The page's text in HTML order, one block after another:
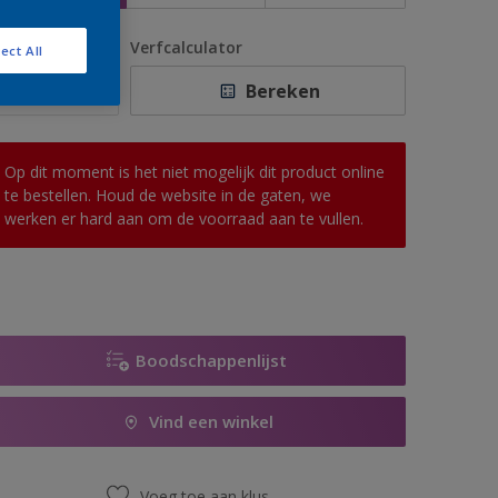
Verfcalculator
Bereken
Op dit moment is het niet mogelijk dit product online
te bestellen. Houd de website in de gaten, we
werken er hard aan om de voorraad aan te vullen.
Boodschappenlijst
Vind een winkel
All